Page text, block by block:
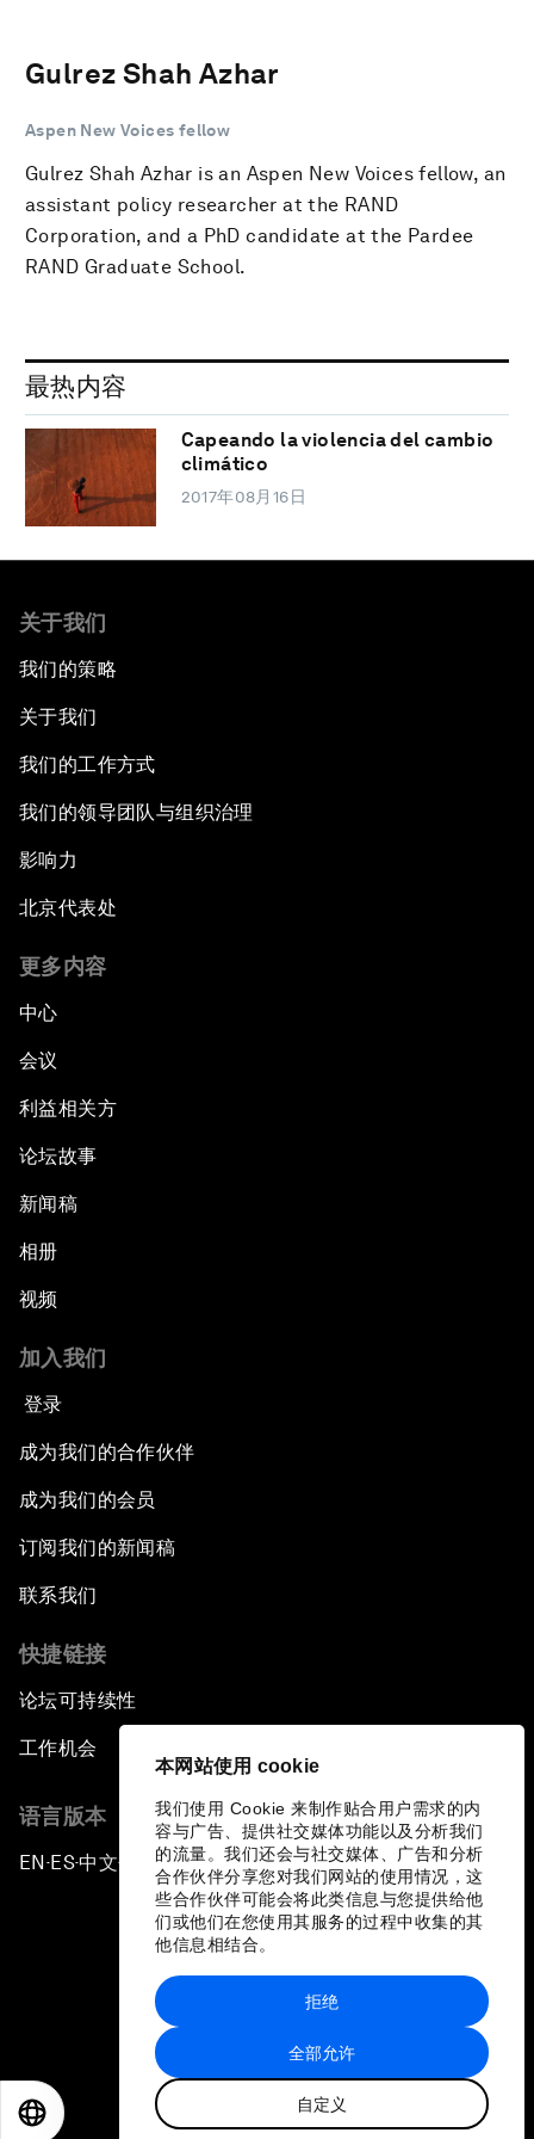
本网站使用 cookie
我们使用 Cookie 来制作贴合用户需求的内
容与广告、提供社交媒体功能以及分析我们
的流量。我们还会与社交媒体、广告和分析
合作伙伴分享您对我们网站的使用情况，这
些合作伙伴可能会将此类信息与您提供给他
们或他们在您使用其服务的过程中收集的其
他信息相结合。
全部允许
自定义
拒绝
Gulrez Shah Azhar
Aspen New Voices fellow
Gulrez Shah Azhar is an Aspen New Voices fellow, an
assistant policy researcher at the RAND
Corporation, and a PhD candidate at the Pardee
RAND Graduate School.
最热内容
Capeando la violencia del cambio
climático
2017年08月16日
关于我们
我们的策略
关于我们
我们的工作方式
我们的领导团队与组织治理
影响力
北京代表处
更多内容
中心
会议
利益相关方
论坛故事
新闻稿
相册
视频
加入我们
登录
成为我们的合作伙伴
成为我们的会员
订阅我们的新闻稿
联系我们
快捷链接
论坛可持续性
工作机会
语言版本
EN ▪ES▪中文▪ 日本語
站点地图
世界经济论坛